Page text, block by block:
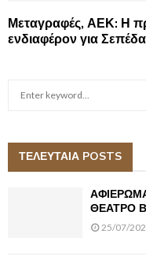
Μεταγραφές, ΑΕΚ: Η
ενδιαφέρον για
h
ΤΕΛΕΥΤΑΙΑ POSTS
ΘΕΑΤΡΟ
25/07/